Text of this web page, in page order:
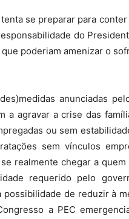
se preparar para
do
poderiam amenizar o
anunciadas
a agravar a crise das
ou sem
sem vínculos
realmente chegar a
requerido pelo
de reduzir à
a PEC